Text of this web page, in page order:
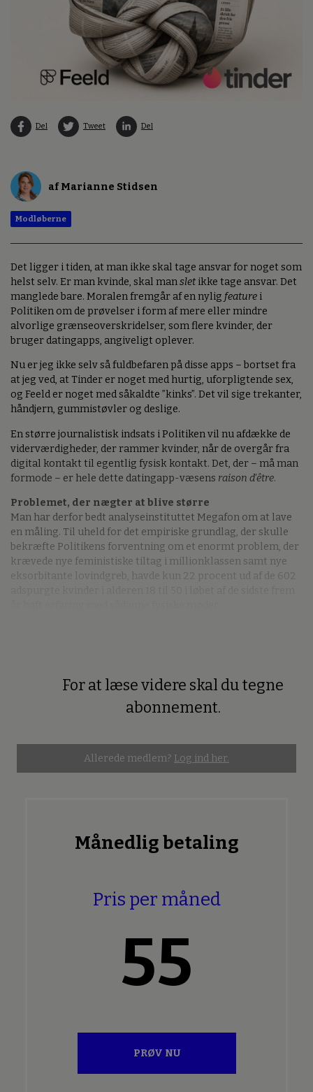
Del Tweet Del
af Marianne Stidsen
Modløberne
Det ligger i tiden, at man ikke skal tage ansvar for noget som
helst selv. Er man kvinde, skal manslet ikke tage ansvar. Det
manglede bare. Moralen fremgår af en nylig feature i
Politiken om de prøvelser i form af mere eller mindre
alvorlige grænseoverskridelser, som flere kvinder, der
bruger datingapps, angiveligt oplever.
Nu er jeg ikke selv så fuldbefaren på disse apps – bortset fra
at jeg ved, at Tinder er noget med hurtig, uforpligtende sex,
og Feeld er noget med såkaldte ”kinks”. Det vil sige trekanter,
håndjern, gummistøvler og deslige.
En større journalistisk indsats i Politiken vil nu afdække de
viderværdigheder, der rammer kvinder, når de overgår fra
digital kontakt til egentlig fysisk kontakt. Det, der – må man
formode – er hele dette datingapp-væsens raison d'être.
Problemet, der nægter at blive større
Man har derfor bedt analyseinstituttet Megafon om at lave
en måling. Til uheld for det empiriske grundlag, der skulle
bekræfte Politikens forventning om et enormt problem, der
krævede nye feministiske tiltag i millionklassen samt nye
eksorbitante lovindgreb, havde kun 22 procent ud af de 602
For at læse videre skal du tegne
abonnement.
Allerede medlem? Log ind her.
Månedlig betaling
Pris per måned
55
PRØV NU